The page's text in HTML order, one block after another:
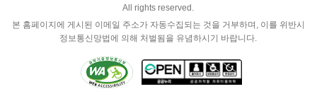
All rights reserved.
본 홈페이지에 게시된 이메일 주소가 자동수집되는 것을 거부하며, 이를 위반시
정보통신망법에 의해 처벌됨을 유념하시기 바랍니다.